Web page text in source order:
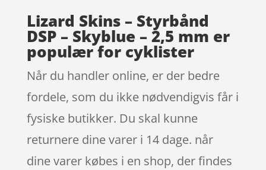
Lizard Skins – Styrbånd
DSP – Skyblue – 2,5 mm er
populær for cyklister
Når du handler online, er der bedre
fordele, som du ikke nødvendigvis får i
fysiske butikker. Du skal kunne
returnere dine varer i 14 dage. når
dine varer købes i en shop, der findes